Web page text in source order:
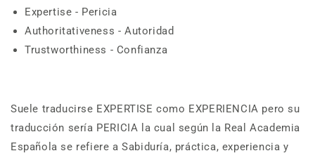
Expertise - Pericia
Authoritativeness - Autoridad
Trustworthiness - Confianza
Suele traducirse EXPERTISE como EXPERIENCIA pero su
traducción sería PERICIA la cual según la Real Academia
Española se refiere a Sabiduría, práctica, experiencia y